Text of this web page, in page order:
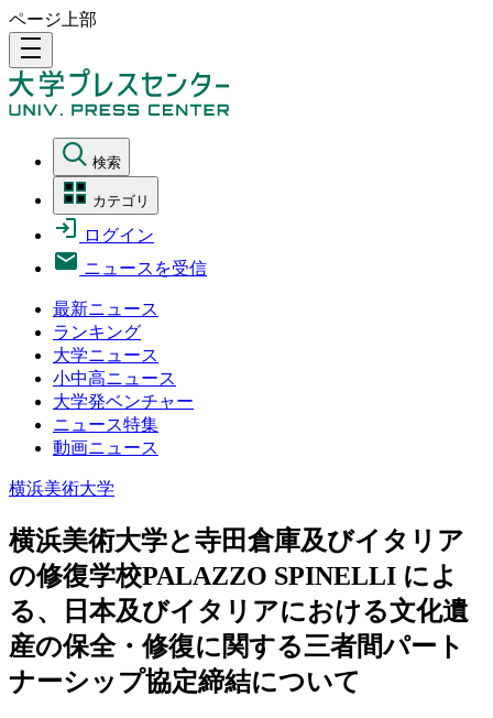
ページ上部
density_medium
検索
カテゴリ
ログイン
ニュースを受信
最新ニュース
ランキング
大学ニュース
小中高ニュース
大学発ベンチャー
ニュース特集
動画ニュース
横浜美術大学
横浜美術大学と寺田倉庫及びイタリア
の修復学校PALAZZO SPINELLI によ
る、日本及びイタリアにおける文化遺
産の保全・修復に関する三者間パート
ナーシップ協定締結について